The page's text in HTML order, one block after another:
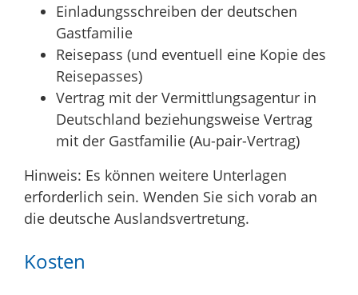
Einladungsschreiben der deutschen
Gastfamilie
Reisepass (und eventuell eine Kopie des
Reisepasses)
Vertrag mit der Vermittlungsagentur in
Deutschland beziehungsweise Vertrag
mit der Gastfamilie (Au-pair-Vertrag)
Hinweis: Es können weitere Unterlagen
erforderlich sein. Wenden Sie sich vorab an
die deutsche Auslandsvertretung.
Kosten